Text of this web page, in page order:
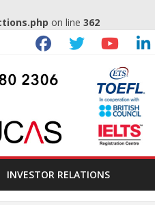
on line 362
INVESTOR RELATIONS